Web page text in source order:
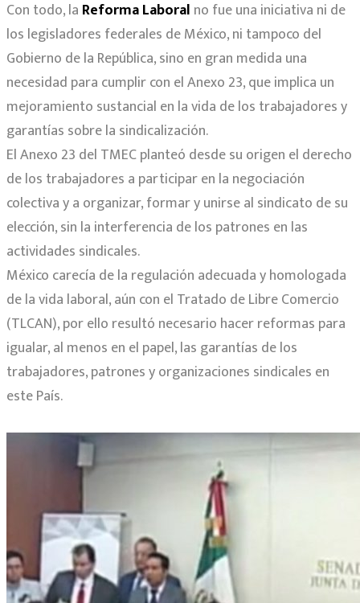
Con todo, la Reforma Laboral no fue una iniciativa ni de
los legisladores federales de México, ni tampoco del
Gobierno de la República, sino en gran medida una
necesidad para cumplir con el Anexo 23, que implica un
mejoramiento sustancial en la vida de los trabajadores y
garantías sobre la sindicalización.
El Anexo 23 del TMEC planteó desde su origen el derecho
de los trabajadores a participar en la negociación
colectiva y a organizar, formar y unirse al sindicato de su
elección, sin la interferencia de los patrones en las
actividades sindicales.
México carecía de la regulación adecuada y homologada
de la vida laboral, aún con el Tratado de Libre Comercio
(TLCAN), por ello resultó necesario hacer reformas para
igualar, al menos en el papel, las garantías de los
trabajadores, patrones y organizaciones sindicales en
este País.